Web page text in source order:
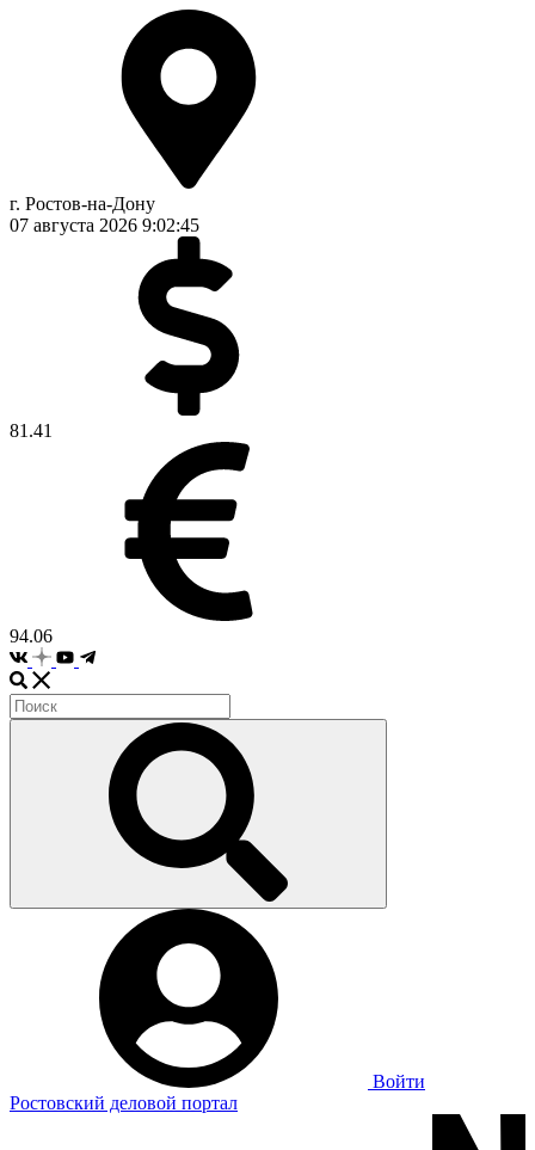
г. Ростов-на-Дону
07 августа 2026 9:02:45
81.41
94.06
Войти
Ростовский деловой портал